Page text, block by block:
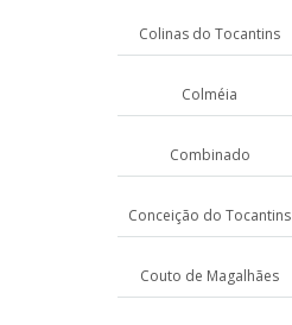
Colinas do Tocantins
Colméia
Combinado
Conceição do Tocantins
Couto de Magalhães